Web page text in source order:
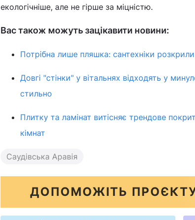
екологічніше, але не гірше за міцністю.
Вас також можуть зацікавити новини:
Потрібна лише пляшка: сантехніки
Довгі "стінки" у вітальнях відходять у
стильно
Плитку та ламінат витісняє трендове
кімнат
Саудівська Аравія
ДОПОМОЖІТЬ